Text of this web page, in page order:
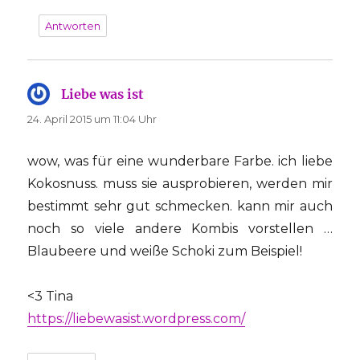
Antworten
Liebe was ist
24. April 2015 um 11:04 Uhr
wow, was für eine wunderbare Farbe. ich liebe
Kokosnuss. muss sie ausprobieren, werden mir
bestimmt sehr gut schmecken. kann mir auch
noch so viele andere Kombis vorstellen …
Blaubeere und weiße Schoki zum Beispiel!
<3 Tina
https://liebewasist.wordpress.com/